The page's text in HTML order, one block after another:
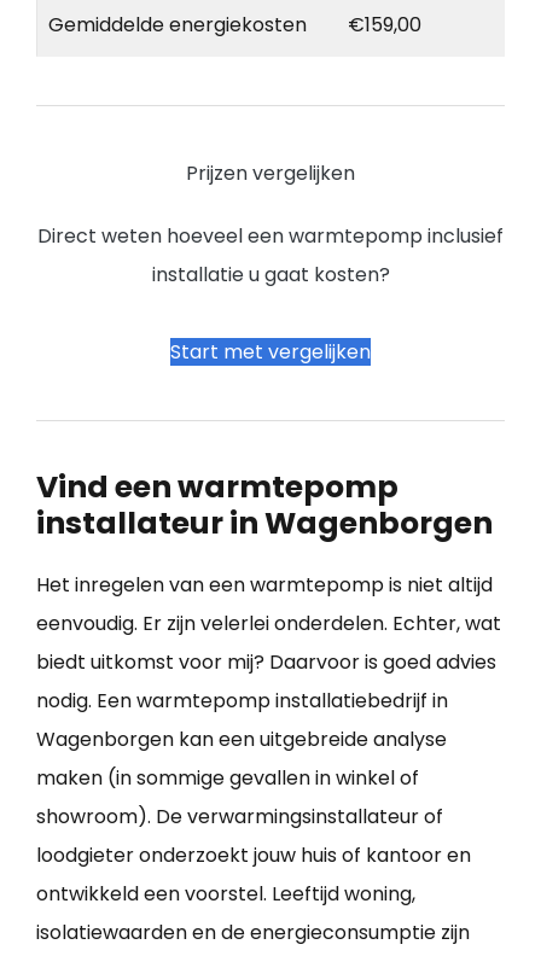
Gemiddelde energiekosten €159,00
Prijzen vergelijken
Direct weten hoeveel een warmtepomp inclusief
installatie u gaat kosten?
Start met vergelijken
Vind een warmtepomp
installateur in Wagenborgen
Het inregelen van een warmtepomp is niet altijd
eenvoudig. Er zijn velerlei onderdelen. Echter, wat
biedt uitkomst voor mij? Daarvoor is goed advies
nodig. Een warmtepomp installatiebedrijf in
Wagenborgen kan een uitgebreide analyse
maken (in sommige gevallen in winkel of
showroom). De verwarmingsinstallateur of
loodgieter onderzoekt jouw huis of kantoor en
ontwikkeld een voorstel. Leeftijd woning,
isolatiewaarden en de energieconsumptie zijn